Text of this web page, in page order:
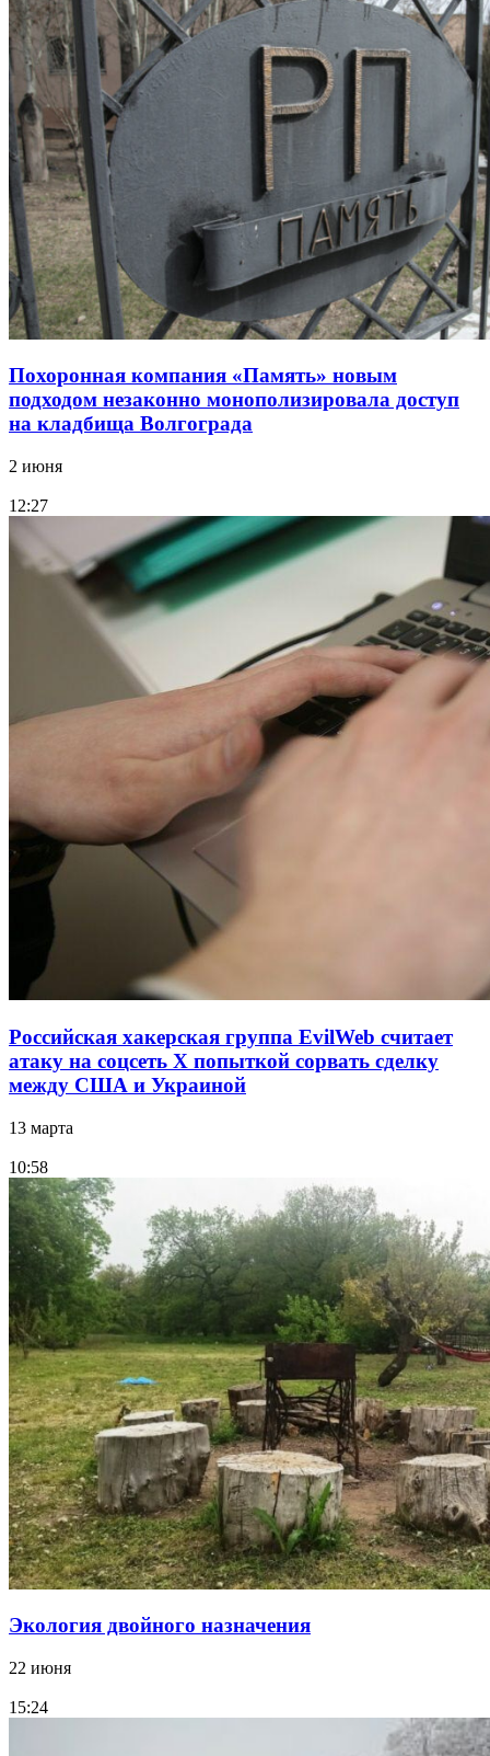
Похоронная компания «Память» новым
подходом незаконно монополизировала доступ
на кладбища Волгограда
2 июня
12:27
Российская хакерская группа EvilWeb считает
атаку на соцсеть Х попыткой сорвать сделку
между США и Украиной
13 марта
10:58
Экология двойного назначения
22 июня
15:24